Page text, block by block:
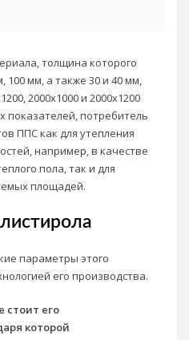
толщина которого
100 мм, а также 30 и 40 мм,
2000х1000 и 2000х1200
показателей, потребитель
ППС как для утепления
например, в качестве
пола, так и для
площадей.
параметры этого
его производства.
стоит его
которой